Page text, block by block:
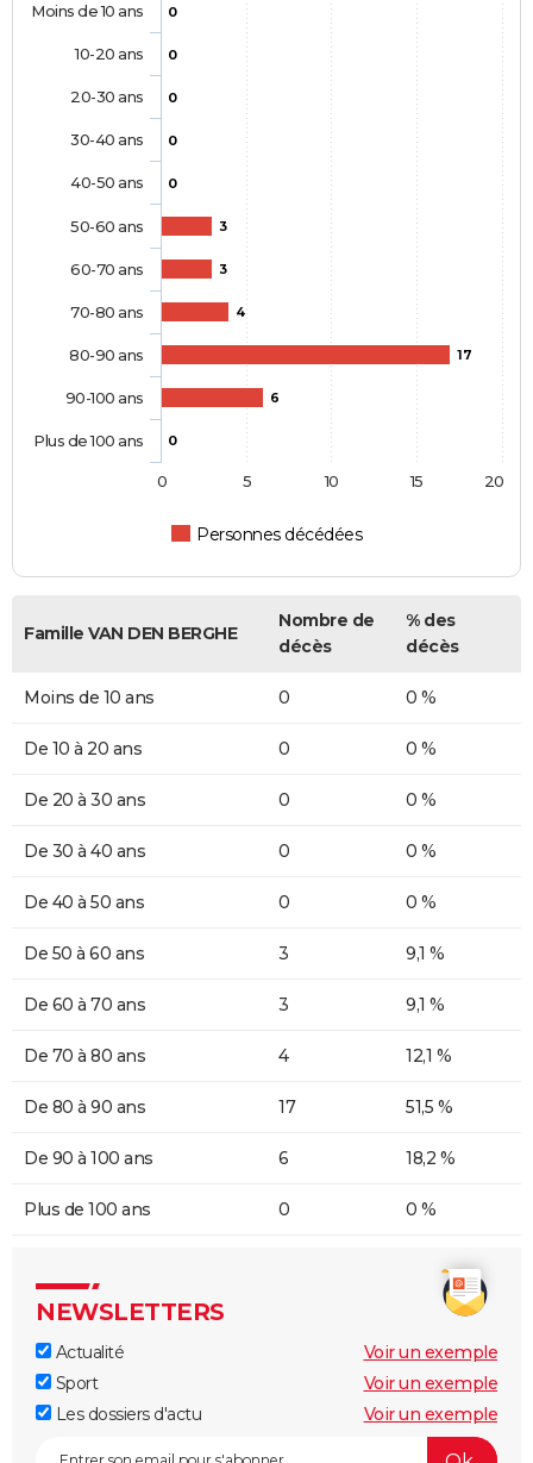
0
0
0
0
0
3
3
4
17
6
0
Personnes décédées
Moins de 10 ans
10-20 ans
20-30 ans
30-40 ans
40-50 ans
50-60 ans
60-70 ans
70-80 ans
80-90 ans
90-100 ans
Plus de 100 ans
0 5 10 15 20
Famille VAN DEN BERGHE
Nombre de
décès
% des
décès
Moins de 10 ans 0 0 %
De 10 à 20 ans 0 0 %
De 20 à 30 ans 0 0 %
De 30 à 40 ans 0 0 %
De 40 à 50 ans 0 0 %
De 50 à 60 ans 3 9,1 %
De 60 à 70 ans 3 9,1 %
De 70 à 80 ans 4 12,1 %
De 80 à 90 ans 17 51,5 %
De 90 à 100 ans 6 18,2 %
Plus de 100 ans 0 0 %
NEWSLETTERS
Actualité
Voir un exemple
Sport
Voir un exemple
Les dossiers d'actu
Voir un exemple